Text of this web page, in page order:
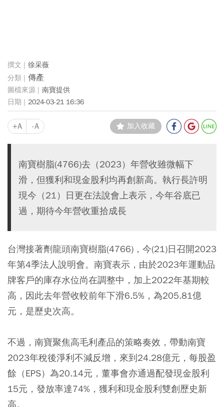
徐采薇
傳產
南寶提供
2024-03-21 16:36
+A -A 加入收藏
南寶樹脂(4766)去（2023）年營收雖微幅下
滑，但獲利和現金股利均再創新高。執行長許明
現今（21）日更在法說會上表示，今年谷底已
過，期待今年營收重拾成長
台灣接著劑龍頭南寶樹脂(4766)，今(21)日召開2023
年第4季法人說明會。南寶表示，由於2023年運動品
牌客戶的庫存水位尚在調整中，加上2022年基期較
高，因此去年營收較前年下滑6.5%，為205.81億
元，是歷史次高。
不過，南寶聚焦高毛利產品的策略奏效，帶動南寶
2023年稅後淨利不減反增，來到24.28億元，每股盈
餘（EPS）為20.14元，董事會亦通過配發現金股利
15元，發放率達74%，獲利和現金股利雙創歷史新
高。